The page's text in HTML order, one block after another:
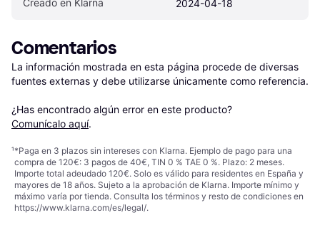
Creado en Klarna 2024-04-18
Comentarios
La información mostrada en esta página procede de diversas
fuentes externas y debe utilizarse únicamente como referencia.
¿Has encontrado algún error en este producto?
Comunícalo aquí.
¹*Paga en 3 plazos sin intereses con Klarna. Ejemplo de pago para una
compra de 120€: 3 pagos de 40€, TIN 0 % TAE 0 %. Plazo: 2 meses.
Importe total adeudado 120€. Solo es válido para residentes en España y
mayores de 18 años. Sujeto a la aprobación de Klarna. Importe mínimo y
máximo varía por tienda. Consulta los términos y resto de condiciones en
https://www.klarna.com/es/legal/.